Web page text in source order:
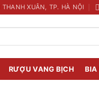
XUÂN, TP. HÀ NỘI
RƯỢU VANG BỊCH BIA